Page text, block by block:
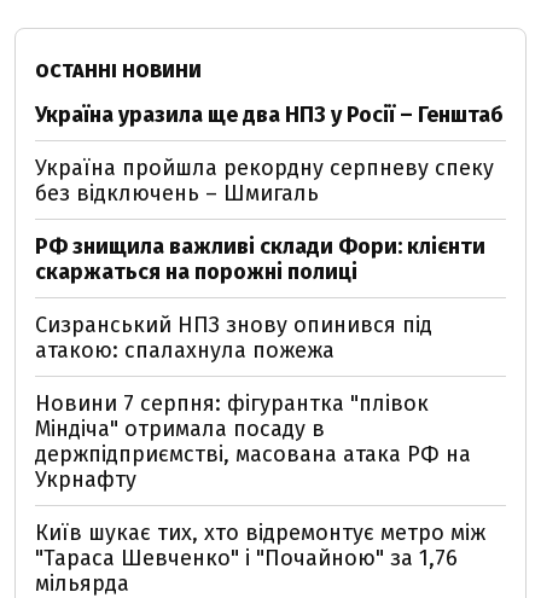
ОСТАННІ НОВИНИ
Україна уразила ще два НПЗ у Росії – Генштаб
Україна пройшла рекордну серпневу спеку
без відключень – Шмигаль
РФ знищила важливі склади Фори: клієнти
скаржаться на порожні полиці
Сизранський НПЗ знову опинився під
атакою: спалахнула пожежа
Новини 7 серпня: фігурантка "плівок
Міндіча" отримала посаду в
держпідприємстві, масована атака РФ на
Укрнафту
Київ шукає тих, хто відремонтує метро між
"Тараса Шевченко" і "Почайною" за 1,76
мільярда